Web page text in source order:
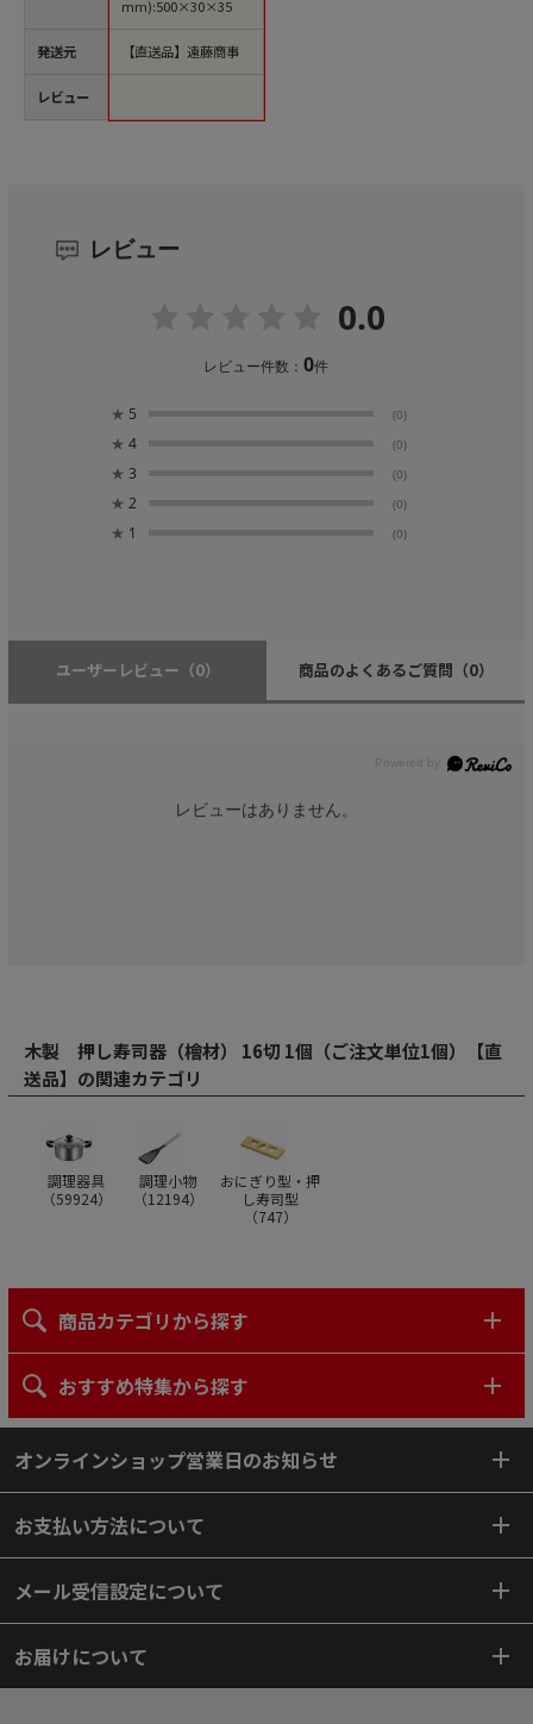
発送元
レビュー
mm):500×30×35
【直送品】遠藤商事
レビュー
0.0
レビュー件数：0件
★ 5 (0)
★ 4 (0)
★ 3 (0)
★ 2 (0)
★ 1 (0)
ユーザーレビュー （0） 商品のよくあるご質問 （0）
レビューはありません。
木製 押し寿司器（檜材） 16切 1個（ご注文単位1個）【直
送品】の関連カテゴリ
調理器具
（59924）
調理小物
（12194）
おにぎり型・押
し寿司型
（747）
商品カテゴリから探す
おすすめ特集から探す
オンラインショップ営業日のお知らせ
お支払い方法について
メール受信設定について
お届けについて